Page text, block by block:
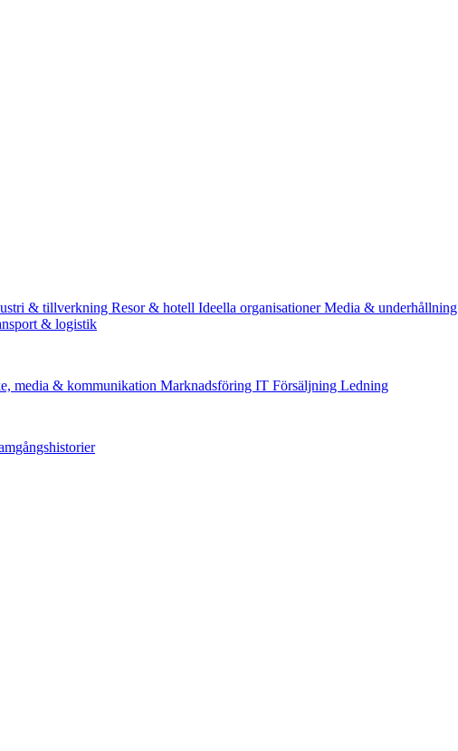
& tillverkning Resor & hotell Ideella organisationerMedia & underhållning
& logistik
media & kommunikation Marknadsföring IT Försäljning Ledning